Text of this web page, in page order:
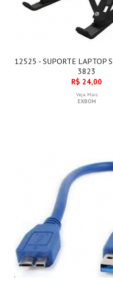
12525 - SUPORTE LAPTOP
3823
R$ 24,00
Veja Mais
EXBOM